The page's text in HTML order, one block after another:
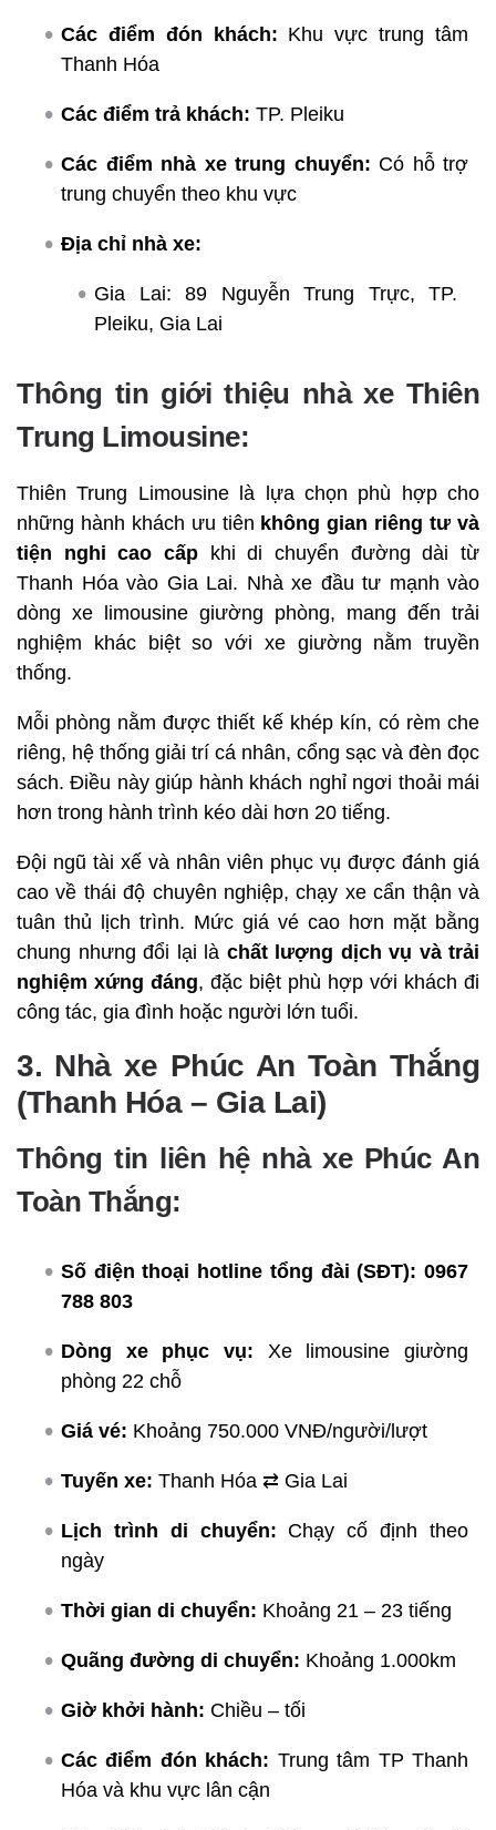
Các điểm đón khách: Khu vực trung tâm
Thanh Hóa
Các điểm trả khách: TP. Pleiku
Các điểm nhà xe trung chuyển: Có hỗ trợ
trung chuyển theo khu vực
Địa chỉ nhà xe:
Gia Lai: 89 Nguyễn Trung Trực, TP.
Pleiku, Gia Lai
Thông tin giới thiệu nhà xe Thiên
Trung Limousine:
Thiên Trung Limousine là lựa chọn phù hợp cho
những hành khách ưu tiên không gian riêng tư và
tiện nghi cao cấp khi di chuyển đường dài từ
Thanh Hóa vào Gia Lai. Nhà xe đầu tư mạnh vào
dòng xe limousine giường phòng, mang đến trải
nghiệm khác biệt so với xe giường nằm truyền
thống.
Mỗi phòng nằm được thiết kế khép kín, có rèm che
riêng, hệ thống giải trí cá nhân, cổng sạc và đèn đọc
sách. Điều này giúp hành khách nghỉ ngơi thoải mái
hơn trong hành trình kéo dài hơn 20 tiếng.
Đội ngũ tài xế và nhân viên phục vụ được đánh giá
cao về thái độ chuyên nghiệp, chạy xe cẩn thận và
tuân thủ lịch trình. Mức giá vé cao hơn mặt bằng
chung nhưng đổi lại là chất lượng dịch vụ và trải
nghiệm xứng đáng, đặc biệt phù hợp với khách đi
công tác, gia đình hoặc người lớn tuổi.
3. Nhà xe Phúc An Toàn Thắng
(Thanh Hóa – Gia Lai)
Thông tin liên hệ nhà xe Phúc An
Toàn Thắng:
Số điện thoại hotline tổng đài (SĐT): 0967
788 803
Dòng xe phục vụ: Xe limousine giường
phòng 22 chỗ
Giá vé: Khoảng 750.000 VNĐ/người/lượt
Tuyến xe: Thanh Hóa ⇄ Gia Lai
Lịch trình di chuyển: Chạy cố định theo
ngày
Thời gian di chuyển: Khoảng 21 – 23 tiếng
Quãng đường di chuyển: Khoảng 1.000km
Giờ khởi hành: Chiều – tối
Các điểm đón khách: Trung tâm TP Thanh
Hóa và khu vực lân cận